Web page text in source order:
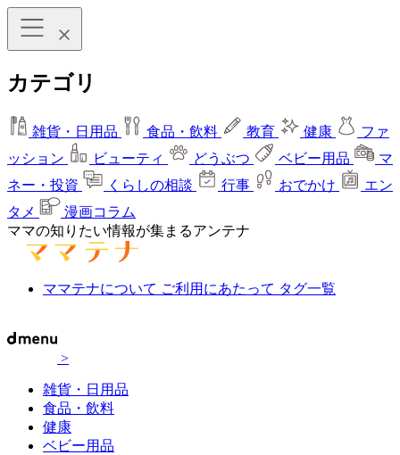
カテゴリ
雑貨・日用品 食品・飲料 教育 健康
ファ
ッション
ビューティ どうぶつ ベビー用品
マ
ネー・投資
くらしの相談 行事 おでかけ
エン
タメ
漫画コラム
ママの知りたい情報が集まるアンテナ
ママテナについて ご利用にあたって タグ一覧
>
雑貨・日用品
食品・飲料
健康
ベビー用品